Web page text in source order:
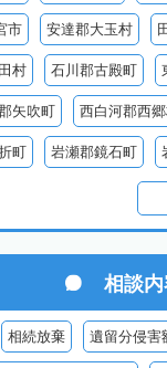
市 安達郡大玉村
村 石川郡古殿町
矢吹町 西白河郡西
町 岩瀬郡鏡石町
梯町 耶麻郡西会津町
大沼郡金山町
只見町 南会津郡檜
相談
相続放棄 遺留分侵害